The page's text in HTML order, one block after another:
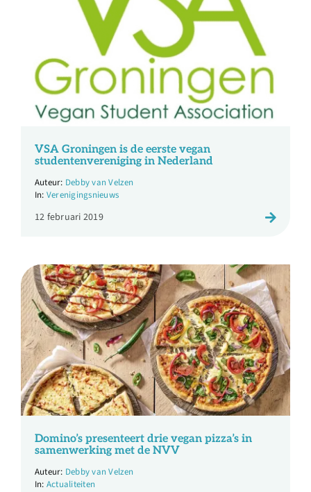
Contact
Doneren
Shop
VSA Groningen is de eerste vegan
studentenvereniging in Nederland
Debby van Velzen
Verenigingsnieuws
12 februari 2019
Domino’s presenteert drie vegan pizza’s in
samenwerking met de NVV
Debby van Velzen
Actualiteiten